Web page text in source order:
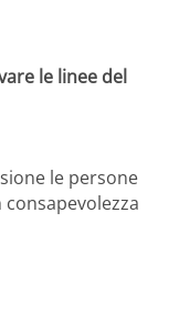
le linee del
le persone